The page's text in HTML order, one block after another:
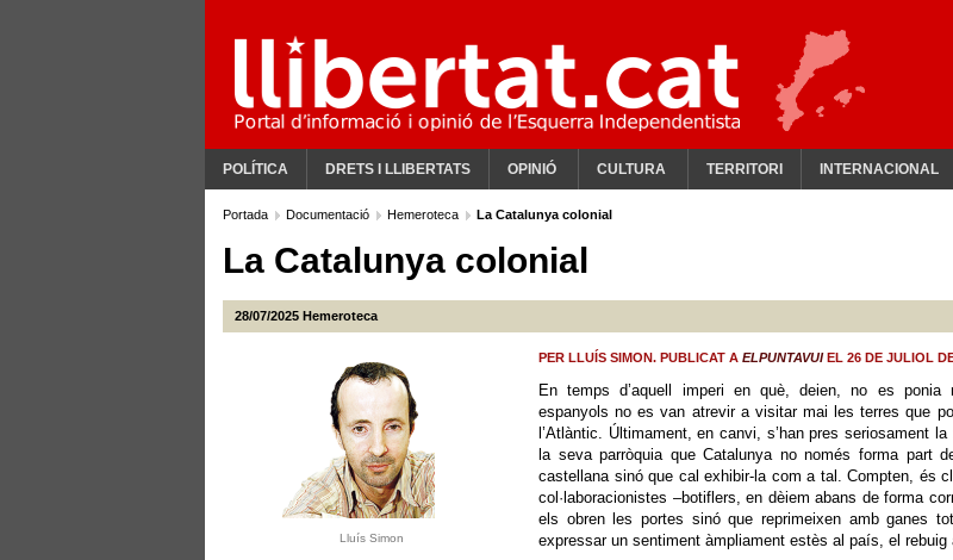
POLÍTICA DRETS I LLIBERTATS OPINIÓ CULTURA TERRITORI INTERNACIONAL
Portada Documentació Hemeroteca La Catalunya colonial
La Catalunya colonial
28/07/2025 Hemeroteca
Lluís Simon
PER LLUÍS SIMON. PUBLICAT A ELPUNTAVUIEL 26 DE JULIOL
En temps d’aquell imperi en què, deien, no es
espanyols no es van atrevir a visitar mai les terres que
l’Atlàntic. Últimament, en canvi, s’han pres seriosament
la seva parròquia que Catalunya no només forma part
castellana sinó que cal exhibir-la com a tal. Compten, és
col·laboracionistes –botiflers, en dèiem abans de forma
els obren les portes sinó que reprimeixen amb ganes
expressar un sentiment àmpliament estès al país, el rebuig